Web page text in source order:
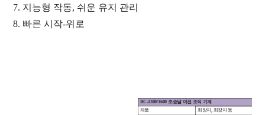
7. 지능형 작동, 쉬운 유지 관리
8. 빠른 시작-위로
BC-1300/1600 초승달 이전 조직 기계
제품
화장지, 화장지 등